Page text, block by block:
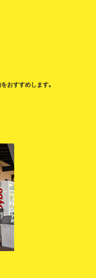
おすすめします｡